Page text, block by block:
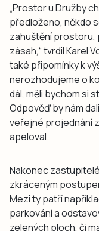
„Prostor u Družby
předloženo, někdo
zahuštění prostoru,
zásah,“ tvrdil Karel
také připomínky k
nerozhodujeme o
dál, měli bychom si
Odpověď by nám
veřejné projednání
apeloval.
Nakonec
zkráceným
Mezi ty patří
parkování a
zelených ploch, či